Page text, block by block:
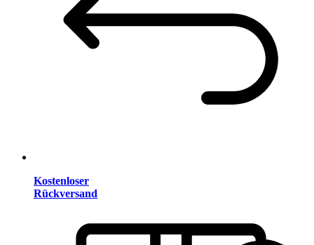
Kostenloser
Rückversand